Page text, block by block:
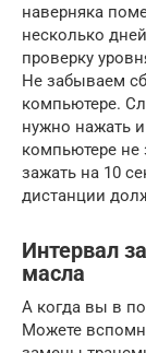
наверняка
несколько
проверку
Не забываем
компьютере.
нужно нажать
компьютере не
зажать на 10
дистанции
Интервал
масла
А когда вы в
Можете